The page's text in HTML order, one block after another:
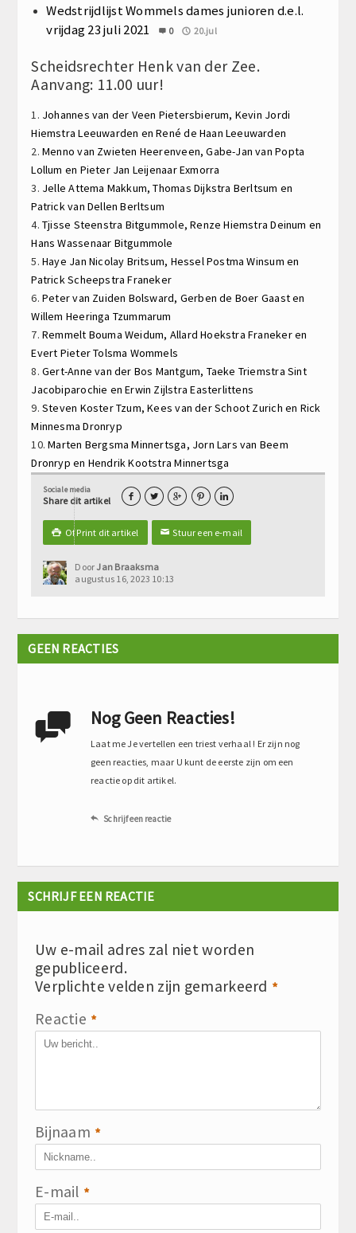
Wedstrijdlijst Wommels dames junioren d.e.l.
vrijdag 23 juli 2021
0 20.jul
Scheidsrechter Henk van der Zee.
Aanvang: 11.00 uur!
1. Johannes van der Veen Pietersbierum, Kevin Jordi
HiemstraLeeuwarden enRené de Haan Leeuwarden
2.Menno van Zwieten Heerenveen,Gabe-Jan van Popta
Lollum en Pieter Jan LeijenaarExmorra
3. Jelle Attema Makkum,Thomas Dijkstra Berltsum en
Patrick van DellenBerltsum
4.Tjisse Steenstra Bitgummole,Renze HiemstraDeinum en
Hans Wassenaar Bitgummole
5.Haye Jan Nicolay Britsum, Hessel PostmaWinsum en
Patrick ScheepstraFraneker
6.Peter van Zuiden Bolsward, Gerben de Boer Gaast en
Willem Heeringa Tzummarum
7.Remmelt Bouma Weidum, Allard HoekstraFraneker en
Evert Pieter Tolsma Wommels
8.Gert-Anne van der Bos Mantgum, Taeke Triemstra Sint
Jacobiparochie enErwin ZijlstraEasterlittens
9.Steven KosterTzum,Kees van der Schoot Zurich en Rick
MinnesmaDronryp
10.Marten BergsmaMinnertsga, Jorn Lars van Beem
Dronryp en Hendrik KootstraMinnertsga
Sociale media
Share dit artikel     
 Of Print dit artikel ✉Stuur een e-mail
DoorJan Braaksma
augustus 16, 2023 10:13
GEEN REACTIES
 Nog Geen Reacties!
Laat me Je vertellen een triest verhaal ! Er zijn nog
geen reacties, maar U kunt de eerste zijn om een
reactie op dit artikel.
 Schrijf een reactie
SCHRIJF EEN REACTIE
Uw e-mail adres zal niet worden
gepubliceerd.
Verplichte velden zijn gemarkeerd *
Reactie *
Bijnaam *
E-mail *